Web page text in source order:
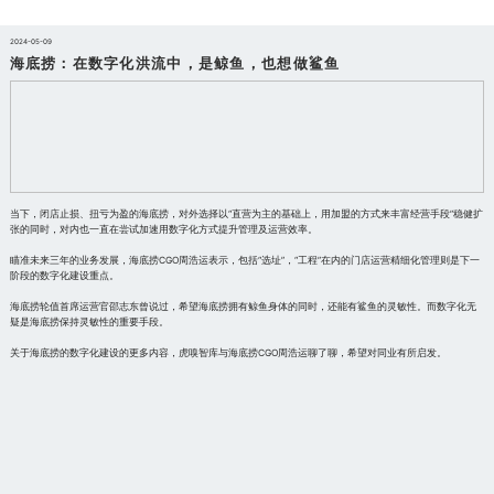
2024-05-09
海底捞：在数字化洪流中，是鲸鱼，也想做鲨鱼
当下，闭店止损、扭亏为盈的海底捞，对外选择以“直营为主的基础上，用加盟的方式来丰富经营手段”稳健扩
张的同时，对内也一直在尝试加速用数字化方式提升管理及运营效率。
瞄准未来三年的业务发展，海底捞CGO周浩运表示，包括“选址”，“工程”在内的门店运营精细化管理则是下一
阶段的数字化建设重点。
海底捞轮值首席运营官邵志东曾说过，希望海底捞拥有鲸鱼身体的同时，还能有鲨鱼的灵敏性。而数字化无
疑是海底捞保持灵敏性的重要手段。
关于海底捞的数字化建设的更多内容，虎嗅智库与海底捞CGO周浩运聊了聊，希望对同业有所启发。